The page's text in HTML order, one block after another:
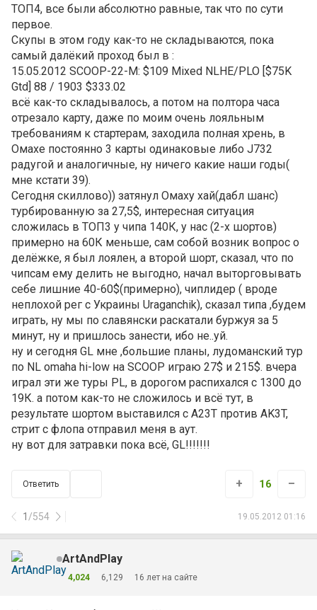
ТОП4, все были абсолютно равные, так что по сути
первое.
Скупы в этом году как-то не складываются, пока
самый далёкий проход был в :
15.05.2012 SCOOP-22-M: $109 Mixed NLHE/PLO [$75K
Gtd] 88 / 1903 $333.02
всё как-то складывалось, а потом на полтора часа
отрезало карту, даже по моим очень лояльным
требованиям к стартерам, заходила полная хрень, в
Омахе постоянно 3 карты одинаковые либо J732
радугой и аналогичные, ну ничего какие наши годы(
мне кстати 39).
Сегодня скиллово)) затянул Омаху хай(дабл шанс)
турбированную за 27,5$, интересная ситуация
сложилась в ТОП3 у чипа 140К, у нас (2-х шортов)
примерно на 60К меньше, сам собой возник вопрос о
делёжке, я был лоялен, а второй шорт, сказал, что по
чипсам ему делить не выгодно, начал выторговывать
себе лишние 40-60$(примерно), чиплидер ( вроде
неплохой рег с Украины Uraganchik), сказал типа ,будем
играть, ну мы по славянски раскатали буржуя за 5
минут, ну и пришлось занести, ибо не..уй.
ну и сегодня GL мне ,большие планы, лудоманский тур
по NL omaha hi-low на SCOOP играю 27$ и 215$. вчера
играл эти же туры PL, в дорогом распихался с 1300 до
19К. а потом как-то не сложилось и всё тут, в
результате шортом выставился с A23T против AK3T,
стрит с флопа отправил меня в аут.
ну вот для затравки пока всё, GL!!!!!!!
Ответить
1 /554 19.05.2012 01:16
+ 16 –
ArtAndPlay
4,024 6,129 16 лет на сайте